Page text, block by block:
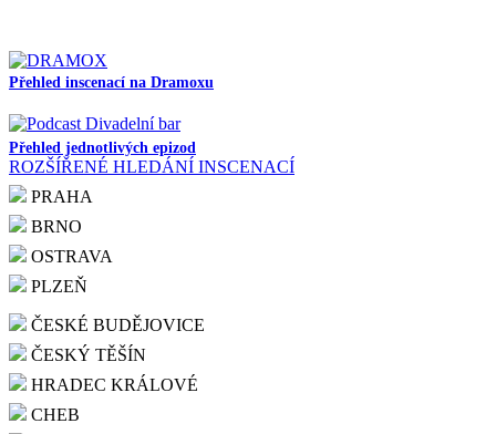
Přehled inscenací na Dramoxu
Přehled jednotlivých epizod
ROZŠÍŘENÉ HLEDÁNÍ INSCENACÍ
PRAHA
BRNO
OSTRAVA
PLZEŇ
ČESKÉ BUDĚJOVICE
ČESKÝ TĚŠÍN
HRADEC KRÁLOVÉ
CHEB